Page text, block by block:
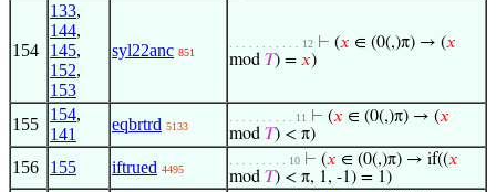
154
133,
144,
145,
152,
153
syl22anc 851
. . . . . . . . . . . 12 ⊢ (𝑥 ∈ (0(,)π) → (𝑥
mod 𝑇) = 𝑥)
155
154,
141
eqbrtrd 5133
. . . . . . . . . . 11 ⊢ (𝑥 ∈ (0(,)π) → (𝑥
mod 𝑇) < π)
156 155 iftrued 4495
. . . . . . . . . 10 ⊢ (𝑥 ∈ (0(,)π) → if((𝑥
mod 𝑇) < π, 1, -1) = 1)